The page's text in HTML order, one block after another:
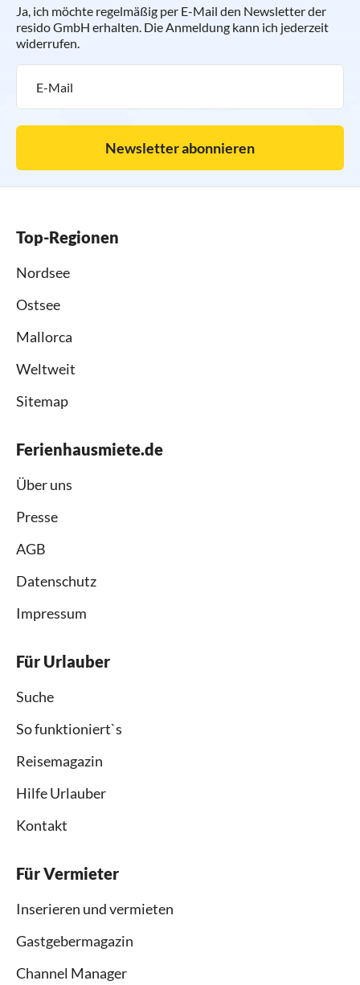
Ja, ich möchte regelmäßig per E-Mail den Newsletter der
resido GmbH erhalten. Die Anmeldung kann ich jederzeit
widerrufen.
Newsletter abonnieren
Top-Regionen
Nordsee
Ostsee
Mallorca
Weltweit
Sitemap
Ferienhausmiete.de
Über uns
Presse
AGB
Datenschutz
Impressum
Für Urlauber
Suche
So funktioniert`s
Reisemagazin
Hilfe Urlauber
Kontakt
Für Vermieter
Inserieren und vermieten
Gastgebermagazin
Channel Manager